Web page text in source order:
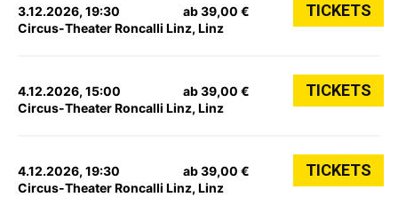
3.12.2026, 19:30
Circus-Theater Roncalli Linz, Linz
ab 39,00 € TICKETS
4.12.2026, 15:00
Circus-Theater Roncalli Linz, Linz
ab 39,00 € TICKETS
4.12.2026, 19:30
Circus-Theater Roncalli Linz, Linz
ab 39,00 € TICKETS